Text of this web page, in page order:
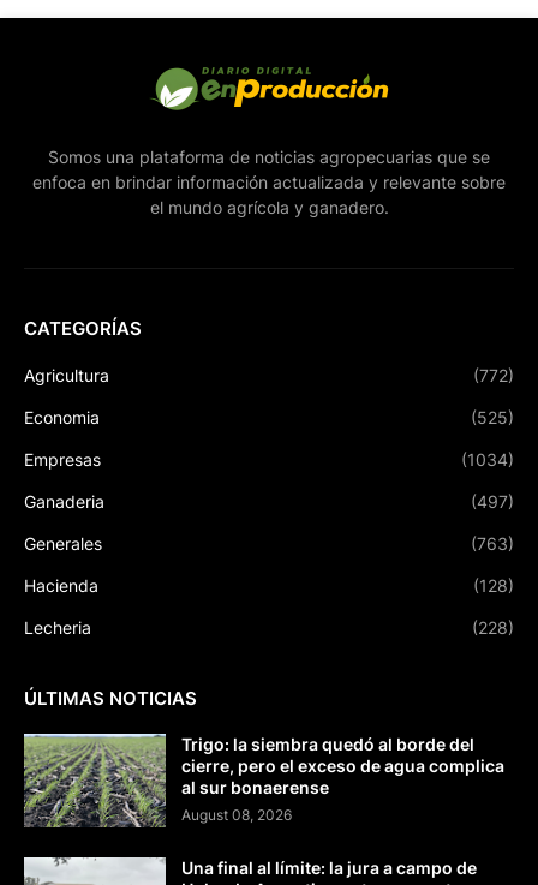
Somos una plataforma de noticias agropecuarias que se
enfoca en brindar información actualizada y relevante sobre
el mundo agrícola y ganadero.
CATEGORÍAS
Agricultura (772)
Economia (525)
Empresas (1034)
Ganaderia (497)
Generales (763)
Hacienda (128)
Lecheria (228)
ÚLTIMAS NOTICIAS
Trigo: la siembra quedó al borde del
cierre, pero el exceso de agua complica
al sur bonaerense
August 08, 2026
Una final al límite: la jura a campo de